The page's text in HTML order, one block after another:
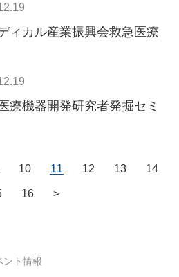
ィカル産業振興会救急医療
療機器開発研究者発掘セミ
10 11 12 13 14
16 >
ント情報